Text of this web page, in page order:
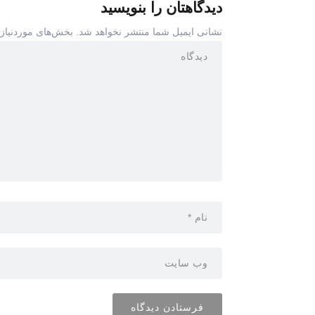
دیدگاهتان را بنویسید
نشانی ایمیل شما منتشر نخواهد شد. بخش‌های